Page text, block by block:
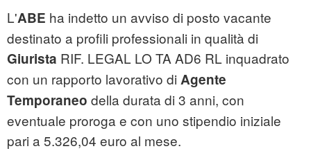
L'ABE ha indetto un avviso di posto vacante
destinato a profili professionali in qualità di
Giurista RIF. LEGAL LO TA AD6 RL inquadrato
con un rapporto lavorativo di Agente
Temporaneo della durata di 3 anni, con
eventuale proroga e con uno stipendio iniziale
pari a 5.326,04 euro al mese.